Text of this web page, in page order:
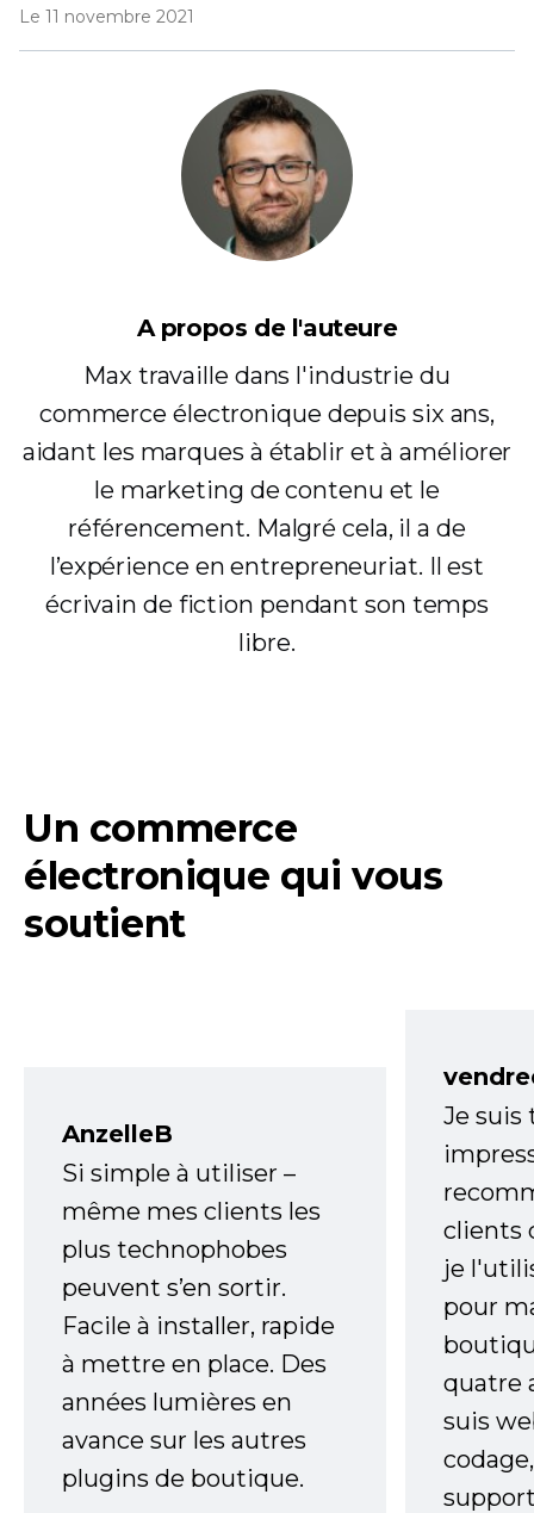
Le 11 novembre 2021
A propos de l'auteure
Max travaille dans l'industrie du
commerce électronique depuis six ans,
aidant les marques à établir et à améliorer
le marketing de contenu et le
référencement. Malgré cela, il a de
l’expérience en entrepreneuriat. Il est
écrivain de fiction pendant son temps
libre.
Un commerce
électronique qui vous
soutient
AnzelleB
Si simple à utiliser –
même mes clients les
plus technophobes
peuvent s’en sortir.
Facile à installer, rapide
à mettre en place. Des
années lumières en
avance sur les autres
plugins de boutique.
Je
clients
je
pour
quatre
suis